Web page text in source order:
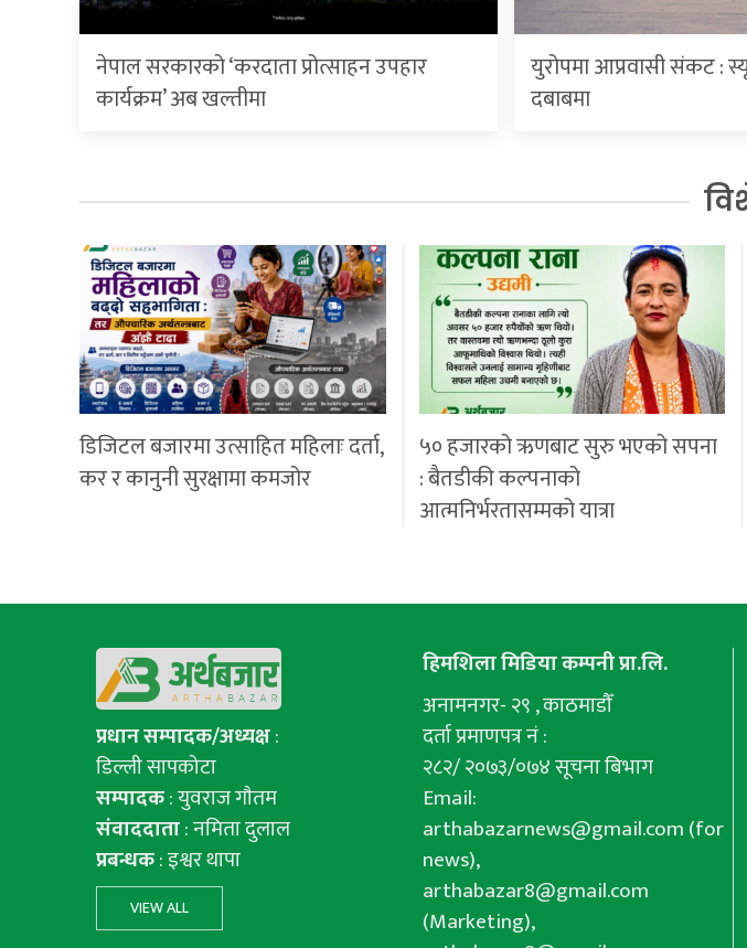
नेपाल सरकारको ‘करदाता प्रोत्साहन उपहार
कार्यक्रम’ अब खल्तीमा
युरोपमा आप्रवासी संकट :
दबाबमा
डिजिटल बजारमा उत्साहित महिलाः दर्ता,
कर र कानुनी सुरक्षामा कमजोर
५० हजारको ऋणबाट सुरु भएको सपना
: बैतडीकी कल्पनाको
आत्मनिर्भरतासम्मको यात्रा
प्रधान सम्पादक/अध्यक्ष:
डिल्ली सापकोटा
सम्पादक: युवराज गाैतम
संवाददाता: नमिता दुलाल
प्रबन्धक: इश्वर थापा
VIEW ALL
हिमशिला मिडिया कम्पनी प्रा.लि.
अनामनगर- २९ , काठमाडौँ
दर्ता प्रमाणपत्र नं :
२८२/ २०७३/०७४ सूचना बिभाग
Email:
arthabazarnews@gmail.com(for
news),
arthabazar8@gmail.com
(Marketing),